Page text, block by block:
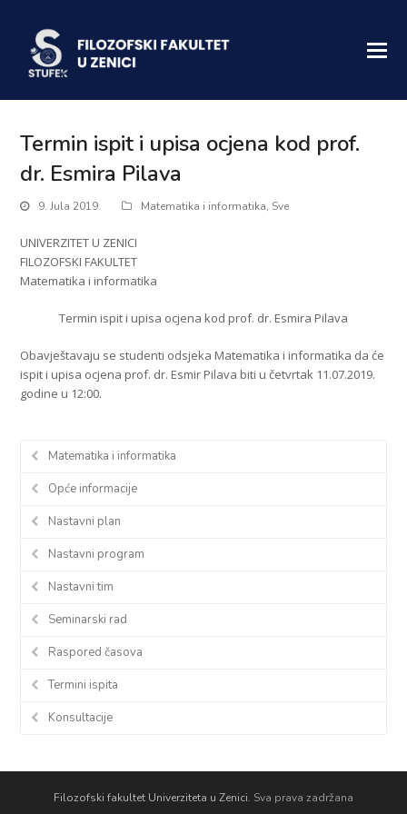
Termin ispit i upisa ocjena kod prof.
dr. Esmira Pilava
9. Jula 2019. Matematika i informatika, Sve
UNIVERZITET U ZENICI
FILOZOFSKI FAKULTET
Matematika i informatika
Termin ispit i upisa ocjena kod prof. dr. Esmira Pilava
Obavještavaju se studenti odsjeka Matematika i informatika da će
ispit i upisa ocjena prof. dr. Esmir Pilava biti u četvrtak 11.07.2019.
godine u 12:00.
Matematika i informatika
Opće informacije
Nastavni plan
Nastavni program
Nastavni tim
Seminarski rad
Raspored časova
Termini ispita
Konsultacije
Filozofski fakultet Univerziteta u Zenici. Sva prava zadržana